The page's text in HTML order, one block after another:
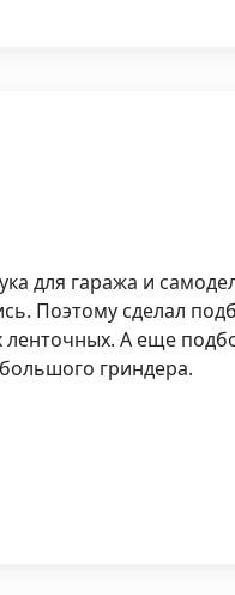
для гаража и
Поэтому сделал
ленточных. А еще
гриндера.